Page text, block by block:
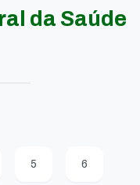
da Saúde
5 6